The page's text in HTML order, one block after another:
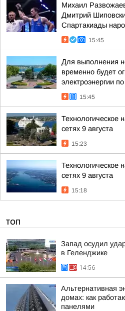
Михаил
Дмитрий
Спартакиады
15:45
Для выполнения
временно будет
электроэнергии
15:45
Технологическое
сетях 9 августа
15:23
Технологическое
сетях 9 августа
15:18
ТОП
Запад осудил
в Геленджике
14:56
Альтернативная
домах: как
панелями